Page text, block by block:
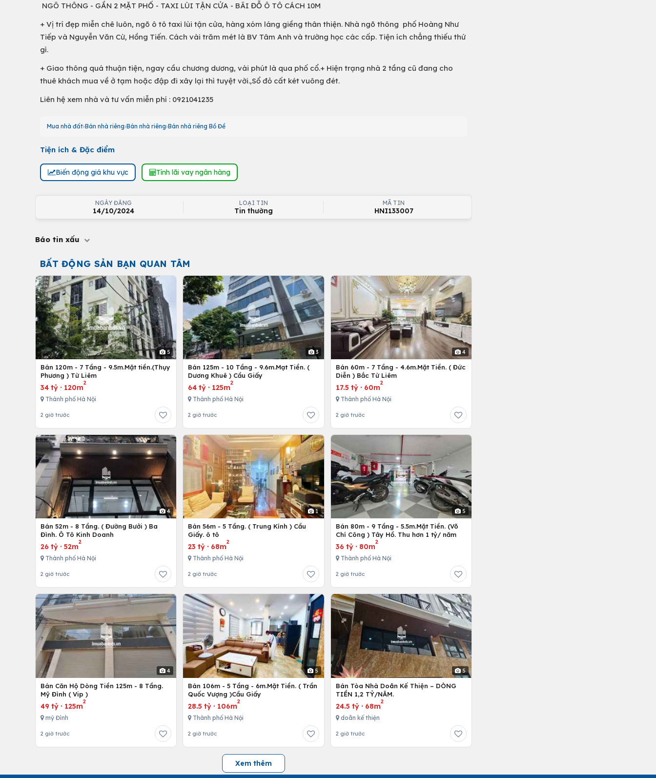
NGÕ THÔNG - GẦN 2 MẶT PHỐ - TAXI LÙI TẬN CỬA - BÃI ĐỖ Ô TÔ CÁCH 10M
+ Vị trí đẹp miễn chê luôn, ngõ ô tô taxi lùi tận cửa, hàng xóm láng giềng thân thiện. Nhà ngõ thông phố Hoàng Như
Tiếp và Nguyễn Văn Cừ, Hồng Tiến. Cách vài trăm mét là BV Tâm Anh và trường học các cấp. Tiện ích chẳng thiếu thứ
gì.
+ Giao thông quá thuận tiện, ngay cầu chương dương, vài phút là qua phố cổ.+ Hiện trạng nhà 2 tầng cũ đang cho
thuê khách mua về ở tạm hoặc đập đi xây lại thì tuyệt vời.,Sổ đỏ cất két vuông đét.
Liên hệ xem nhà và tư vấn miễn phí : 0921041235
Mua nhà đất Bán nhà riêng Bán nhà riêng Bán nhà riêng Bồ Đề
Tiện ích & Đặc điểm
Biến động giá khu vực Tính lãi vay ngân hàng
NGÀY ĐĂNG
14/10/2024
LOẠI TIN
Tin thường
MÃ TIN
HNI133007
Báo tin xấu
BẤT ĐỘNG SẢN BẠN QUAN TÂM
5
Bán 120m - 7 Tầng - 9.5m.Mặt tiền.(Thụy
Phương ) Từ Liêm
34 tỷ · 120m
2
Thành phố Hà Nội
2 giờ trước
3
Bán 125m - 10 Tầng - 9.6m.Mạt Tiền. (
Dương Khuê ) Cầu Giấy
64 tỷ · 125m
2
Thành phố Hà Nội
2 giờ trước
4
Bán 60m - 7 Tầng - 4.6m.Mặt Tiền. ( Đức
Diễn ) Bắc Từ Liêm
17.5 tỷ· 60m
2
Thành phố Hà Nội
2 giờ trước
4
Bán 52m - 8 Tầng. ( Đường Bưởi ) Ba
Đình. Ô Tô Kinh Doanh
26 tỷ · 52m
2
Thành phố Hà Nội
2 giờ trước
1
Bán 56m - 5 Tầng. ( Trung Kính ) Cầu
Giấy. ô tô
23 tỷ · 68m
2
Thành phố Hà Nội
2 giờ trước
5
Bán 80m - 9 Tầng - 5.5m.Mặt Tiền. (Võ
Chí Công ) Tây Hồ. Thu hơn 1 tỷ/ năm
36 tỷ· 80m
2
Thành phố Hà Nội
2 giờ trước
4
Bán Căn Hộ Dòng Tiền 125m - 8 Tầng.
Mỹ Đình ( Vip )
49 tỷ · 125m
2
mỹ Đình
2 giờ trước
5
Bán 106m - 5 Tầng - 6m.Mặt Tiền. ( Trần
Quốc Vượng )Cầu Giấy
28.5 tỷ · 106m
2
Thành phố Hà Nội
2 giờ trước
5
Bán Tòa Nhà Doãn Kế Thiện – DÒNG
TIỀN 1,2 TỶ/NĂM.
24.5 tỷ· 68m
2
doãn kế thiện
2 giờ trước
Xem thêm